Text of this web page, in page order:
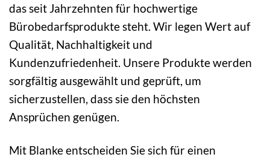
das seit Jahrzehnten für hochwertige
Bürobedarfsprodukte steht. Wir legen Wert auf
Qualität, Nachhaltigkeit und
Kundenzufriedenheit. Unsere Produkte werden
sorgfältig ausgewählt und geprüft, um
sicherzustellen, dass sie den höchsten
Ansprüchen genügen.
Mit Blanke entscheiden Sie sich für einen